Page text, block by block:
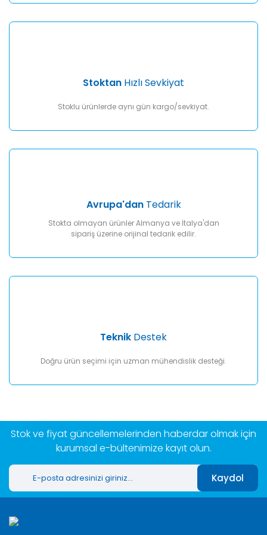
Stoktan Hızlı Sevkiyat
Stoklu ürünlerde aynı gün kargo/sevkiyat.
Avrupa'danTedarik
Stokta olmayan ürünler Almanya ve İtalya'dan
sipariş üzerine orijinal tedarik edilir.
Teknik Destek
Doğru ürün seçimi için uzman mühendislik desteği.
Stok ve fiyat güncellemelerinden haberdar olmak için
kurumsal e-bültenimize kayıt olun.
Kaydol